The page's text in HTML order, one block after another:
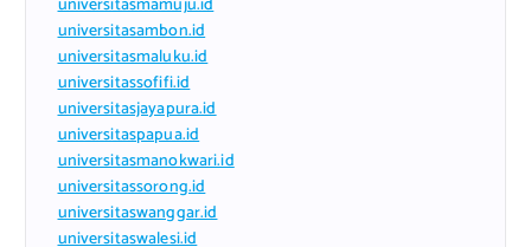
universitasmamuju.id
universitasambon.id
universitasmaluku.id
universitassofifi.id
universitasjayapura.id
universitaspapua.id
universitasmanokwari.id
universitassorong.id
universitaswanggar.id
universitaswalesi.id